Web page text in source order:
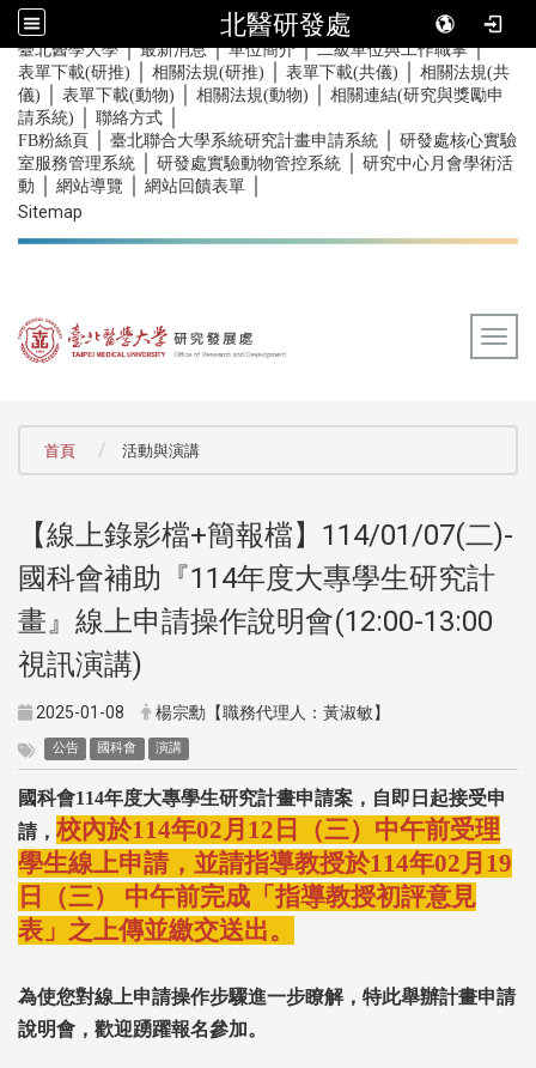
北醫研發處
::: 臺北醫學大學｜最新消息｜單位簡介｜二級單位與工作職掌｜
表單下載(研推) 相關法規(研推) 表單下載(共儀)
相關法規(共
儀)
表單下載(動物) 相關法規(動物)
相關連結(研究與獎勵申
請系統)
聯絡方式
FB粉絲頁 臺北聯合大學系統研究計畫申請系統
研發處核心實驗
室服務管理系統
研發處實驗動物管控系統
研究中心月會學術活
動
網站導覽 網站回饋表單
Sitemap
首頁 活動與演講
【線上錄影檔+簡報檔】114/01/07(二)-
國科會補助『114年度大專學生研究計
畫』線上申請操作說明會(12:00-13:00
視訊演講)
2025-01-08 楊宗勳【職務代理人：黃淑敏】
公告 國科會 演講
國科會114年度大專學生研究計畫申請案，自即日起接受申
請，校內於114年02月12日（三）中午前受理
學生線上申請，並請指導教授於114年02月19
日（三） 中午前完成「指導教授初評意見
表」之上傳並繳交送出。
為使您對線上申請操作步驟進一步瞭解，特此舉辦計畫申請
說明會，歡迎踴躍報名參加。